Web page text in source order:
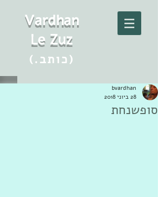
Vardhan
Le Zuz
(.כותב)
סופשנחת
bvardhan
28 ביוני 2018